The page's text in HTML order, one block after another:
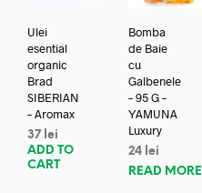
Ulei
esential
organic
Brad
SIBERIAN
– Aromax
37 lei
ADD TO
CART
Bomba
de Baie
cu
Galbenele
– 95 G –
YAMUNA
Luxury
24 lei
READ MORE